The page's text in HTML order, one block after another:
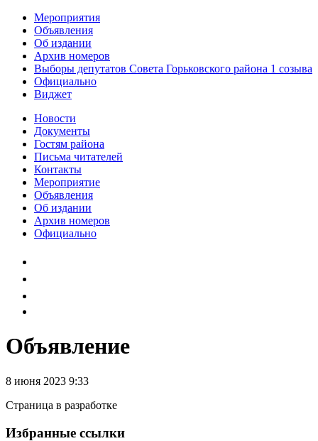
Мероприятия
Объявления
Об издании
Архив номеров
Выборы депутатов Совета Горьковского района 1 созыва
Официально
Виджет
Новости
Документы
Гостям района
Письма читателей
Контакты
Мероприятие
Объявления
Об издании
Архив номеров
Официально
Объявление
8 июня 2023 9:33
Страница в разработке
Избранные ссылки